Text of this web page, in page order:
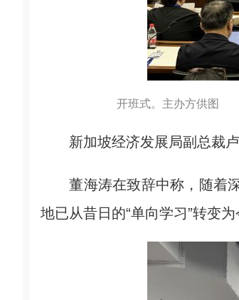
开班式。主办方供图
新加坡经济发展局副总裁卢
董海涛在致辞中称，随着深
地已从昔日的“单向学习”转变为